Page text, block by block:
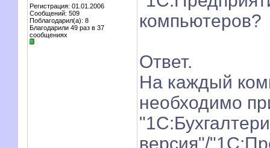
Регистрация: 01.01.2006
Сообщений: 509
Поблагодарил(а): 8
Благодарили 49 раз в 37
сообщениях
компьютеров?
Ответ.
На каждый
необходимо
версия"/